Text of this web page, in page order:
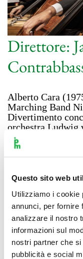
Questo sito web
Utilizziamo i cookie
annunci, per fornire
analizzare il nostro
informazioni sul
nostri partner che
pubblicità e social
Direttore:
Alberto Cara
Marching Band
Divertimento
orchestra Ludwig
“Coriolano”
Sinfonia n. 8 in
Leggi tutto